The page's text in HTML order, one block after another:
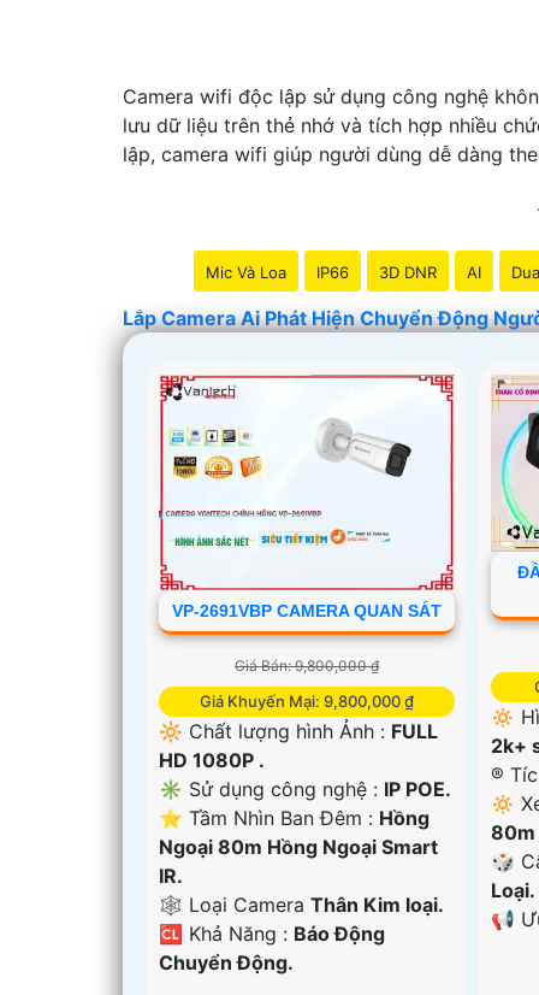
Camera wifi độc lập sử dụng công nghệ
lưu dữ liệu trên thẻ nhớ và tích hợp nhiều
lập, camera wifi giúp người dùng dễ dàng
Mic Và Loa IP66 3D DNR AI
Lắp Camera Ai Phát Hiện Chuyển Động
VP-2691VBP CAMERA QUAN SÁT
Giá Bán: 9,800,000 ₫
Giá Khuyến Mại: 9,800,000 ₫
🔆 Chất lượng hình Ảnh : FULL
HD 1080P .
✳️ Sử dụng công nghệ : IP POE.
⭐ Tầm Nhìn Ban Đêm : Hồng
Ngoại 80m Hồng Ngoại Smart
IR.
🕸️ Loại Camera Thân Kim loại.
️🆑 Khả Năng : Báo Động
Chuyển Động.
🔅
2k+
®️
🔅
80m
🎲
Loại.
️📢